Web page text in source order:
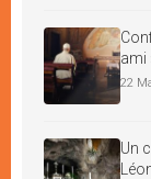
ami
22
Un